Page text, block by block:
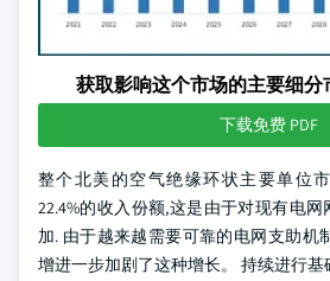
获取影响这个市场的主要细分
下载免费 PDF
整个北美的空气绝缘环状主要单位
22.4%的收入份额,这是由于对现有电
加. 由于越来越需要可靠的电网支助机
增进一步加剧了这种增长。 持续进行